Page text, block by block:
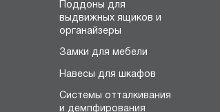
Поддоны для
выдвижных ящиков и
органайзеры
Замки для мебели
Навесы для шкафов
Системы отталкивания
и демпфирования